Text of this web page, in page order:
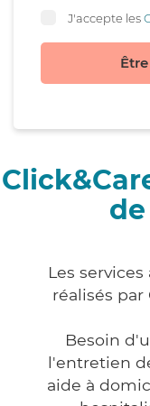
J'accepte les
Les
réalisés par
Besoin
l'entretien
aide à